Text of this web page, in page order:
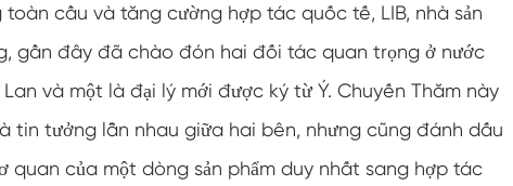
Buồng Đông lạnh
Máy kiểm tra độ ổn định nhiệt
cầu và tăng cường hợp tác quốc tế, LIB, nhà sản
gần đây đã chào đón hai đối tác quan trọng ở nước
và một là đại lý mới được ký từ Ý. Chuyến Thăm này
tin tưởng lẫn nhau giữa hai bên, nhưng cũng đánh dấu
của một dòng sản phẩm duy nhất sang hợp tác